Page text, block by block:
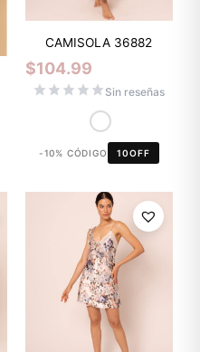
CAMISOLA 36882
$104.99
Sin reseñas
-10% CÓDIGO 10OFF